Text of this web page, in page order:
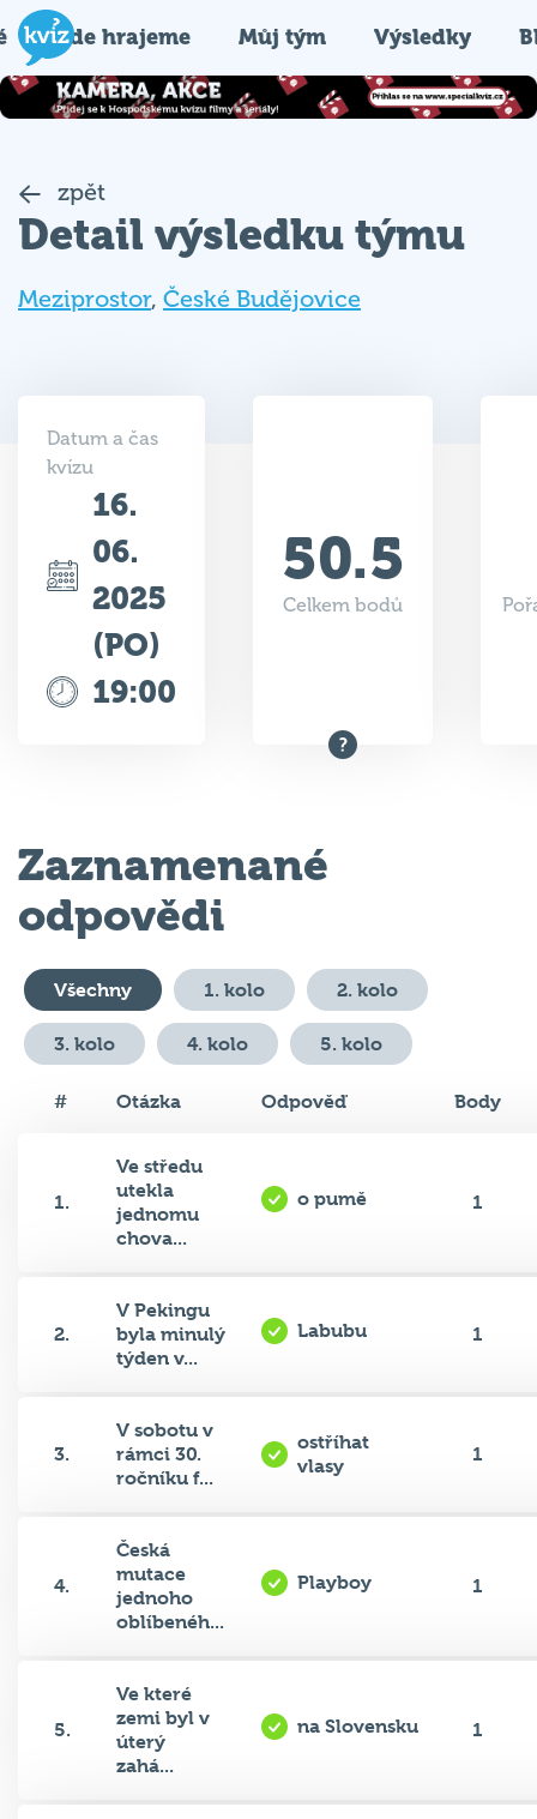
Kde hrajeme Můj tým Výsledky
zpět
Detail výsledku týmu
Meziprostor, České Budějovice
Datum a čas
kvízu
16.
06.
2025
(PO)
19:00
50.5
Celkem bodů
Zaznamenané
odpovědi
Všechny 1. kolo 2. kolo
3. kolo 4. kolo 5. kolo
# Otázka Odpověď Body
1.
Ve středu
utekla
jednomu
chova...
o pumě 1
2.
V Pekingu
byla minulý
týden v...
Labubu 1
3.
V sobotu v
rámci 30.
ročníku f...
ostříhat
vlasy
1
4.
Česká
mutace
jednoho
oblíbenéh...
Playboy 1
5.
Ve které
zemi byl v
úterý
zahá...
na Slovensku 1